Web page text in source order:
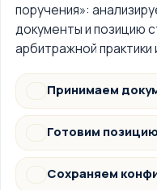
поручения»:
документы и позицию
арбитражной
Документы
Принимаем
СудГотовим
Защита
Сохраняем